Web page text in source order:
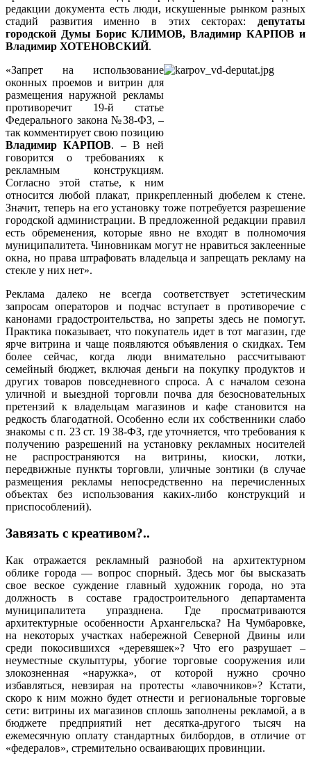
редакции документа есть люди, искушенные рынком разных
стадий развития именно в этих секторах: депутаты
городской Думы Борис КЛИМОВ, Владимир КАРПОВ и
Владимир ХОТЕНОВСКИЙ.
«Запрет на использование
оконных проемов и витрин для
размещения наружной рекламы
противоречит 19-й статье
Федерального закона №38-ФЗ, –
так комментирует свою позицию
Владимир КАРПОВ. – В ней
говорится о требованиях к
рекламным конструкциям.
Согласно этой статье, к ним
относится любой плакат, прикрепленный дюбелем к стене.
Значит, теперь на его установку тоже потребуется разрешение
городской администрации. В предложенной редакции правил
есть обременения, которые явно не входят в полномочия
муниципалитета. Чиновникам могут не нравиться заклеенные
окна, но права штрафовать владельца и запрещать рекламу на
стекле у них нет».
Реклама далеко не всегда соответствует эстетическим
запросам операторов и подчас вступает в противоречие с
канонами градостроительства, но запреты здесь не помогут.
Практика показывает, что покупатель идет в тот магазин, где
ярче витрина и чаще появляются объявления о скидках. Тем
более сейчас, когда люди внимательно рассчитывают
семейный бюджет, включая деньги на покупку продуктов и
других товаров повседневного спроса. А с началом сезона
уличной и выездной торговли почва для безосновательных
претензий к владельцам магазинов и кафе становится на
редкость благодатной. Особенно если их собственники слабо
знакомы с п. 23 ст. 19 38-ФЗ, где уточняется, что требования к
получению разрешений на установку рекламных носителей
не распространяются на витрины, киоски, лотки,
передвижные пункты торговли, уличные зонтики (в случае
размещения рекламы непосредственно на перечисленных
объектах без использования каких-либо конструкций и
приспособлений).
Завязать с креативом?..
Как отражается рекламный разнобой на архитектурном
облике города — вопрос спорный. Здесь мог бы высказать
свое веское суждение главный художник города, но эта
должность в составе градостроительного департамента
муниципалитета упразднена. Где просматриваются
архитектурные особенности Архангельска? На Чумбаровке,
на некоторых участках набережной Северной Двины или
среди покосившихся «деревяшек»? Что его разрушает –
неуместные скульптуры, убогие торговые сооружения или
злокозненная «наружка», от которой нужно срочно
избавляться, невзирая на протесты «лавочников»? Кстати,
скоро к ним можно будет отнести и региональные торговые
сети: витрины их магазинов сплошь заполнены рекламой, а в
бюджете предприятий нет десятка-другого тысяч на
ежемесячную оплату стандартных билбордов, в отличие от
«федералов», стремительно осваивающих провинции.